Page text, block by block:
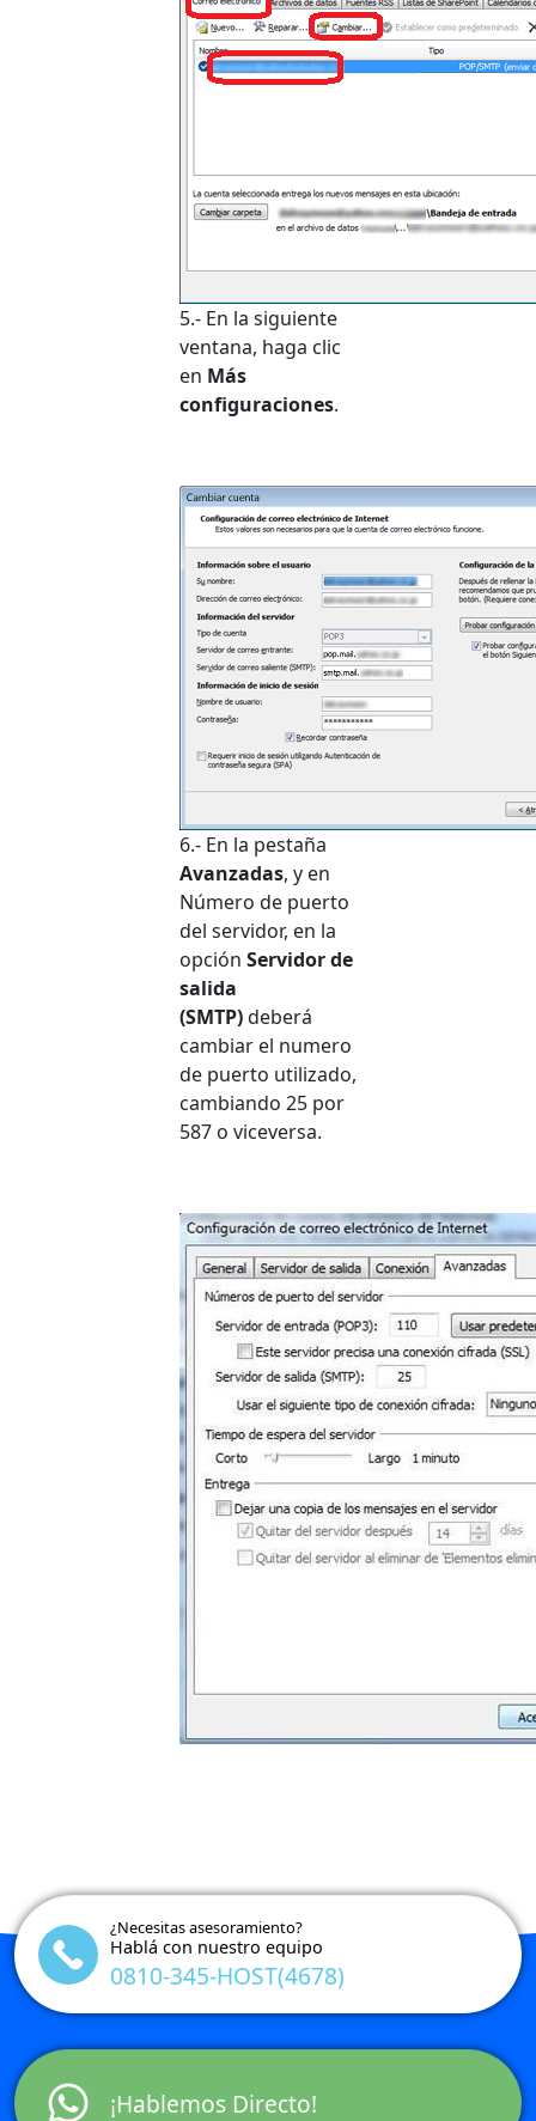
5.- En la siguiente
ventana, haga clic
en Más
configuraciones.
6.- En la pestaña
Avanzadas, y en
Número de puerto
del servidor, en la
opción Servidor de
salida
(SMTP)deberá
cambiar el numero
de puerto utilizado,
cambiando 25 por
587 o viceversa.
¿Necesitas asesoramiento?
Hablá con nuestro equipo
0810-345-HOST(4678)
¡Hablemos Directo!